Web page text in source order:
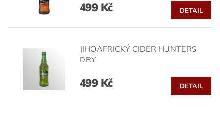
499 Kč DETAIL
JIHOAFRICKÝ CIDER HUNTERS
DRY
499 Kč DETAIL